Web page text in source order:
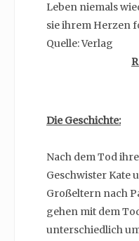
Leben niemals
sie ihrem Herzen
Quelle: Verlag
Die Geschichte:
Nach dem Tod
Geschwister Kate
Großeltern nach
gehen mit dem
unterschiedlich